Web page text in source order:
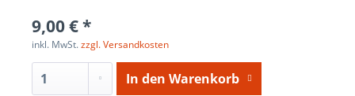
9,00 € *
inkl. MwSt.zzgl. Versandkosten
In den Warenkorb